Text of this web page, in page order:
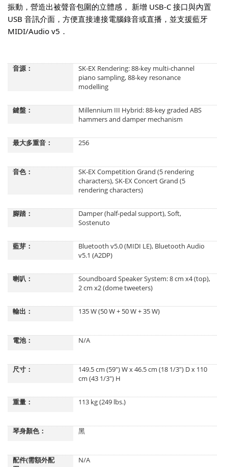
振動，營造出被聲音包圍的立體感， 新增 USB-C 接口與內置
USB 音訊介面，方便直接連接電腦錄音或直播，並支援藍牙
MIDI/Audio v5．
音源：
SK-EX Rendering: 88-key multi-channel
piano sampling, 88-key resonance
modelling
鍵盤：
Millennium III Hybrid: 88-key graded ABS
hammers and damper mechanism
最大多重音： 256
音色：
SK-EX Competition Grand (5 rendering
characters), SK-EX Concert Grand (5
rendering characters)
腳踏：
Damper (half-pedal support), Soft,
Sostenuto
藍芽：
Bluetooth v5.0 (MIDI LE), Bluetooth Audio
v5.1 (A2DP)
喇叭：
Soundboard Speaker System: 8 cm x4 (top),
2 cm x2 (dome tweeters)
輸出： 135 W (50 W + 50 W + 35 W)
電池： N/A
尺寸：
149.5 cm (59") W x 46.5 cm (18 1/3") D x 110
cm (43 1/3") H
重量： 113 kg (249 lbs.)
琴身顏色： 黑
配件(需額外配
N/A